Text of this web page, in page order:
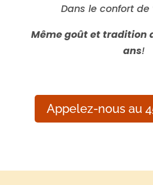
Dans le confort de
Même goût et tradition
ans!
Appelez-nous au